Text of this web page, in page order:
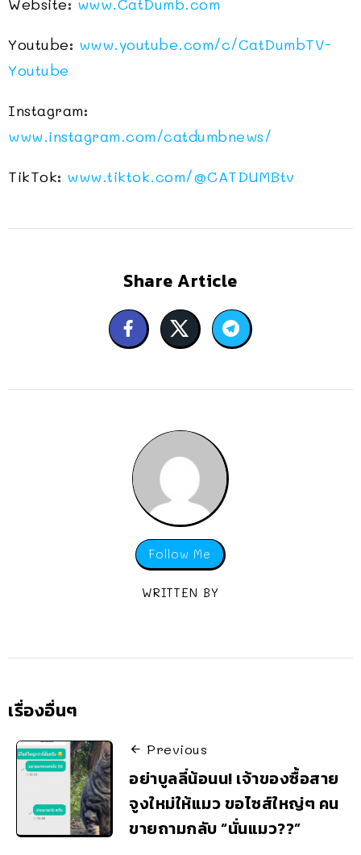
Youtube: www.youtube.com/c/CatDumbTV-
Youtube
Instagram:
www.instagram.com/catdumbnews/
TikTok: www.tiktok.com/@CATDUMBtv
Share Article
Follow Me
WRITTEN BY
เรื่องอื่นๆ
Previous
อย่าบูลลี่น้อนน! เจ้าของซื้อสาย
จูงใหม่ให้แมว ขอไซส์ใหญ่ๆ คน
ขายถามกลับ “นั่นแมว??”